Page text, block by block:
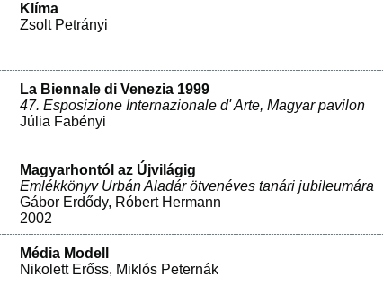
Klíma
Zsolt Petrányi
La Biennale di Venezia 1999
47. Esposizione Internazionale d' Arte, Magyar pavilon
Júlia Fabényi
Magyarhontól az Újvilágig
Emlékkönyv Urbán Aladár ötvenéves tanári jubileumára
Gábor Erdődy, Róbert Hermann
2002
Média Modell
Nikolett Erőss, Miklós Peternák